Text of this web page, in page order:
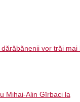
vor trăi mai
Mihai-Alin Gîrbaci la